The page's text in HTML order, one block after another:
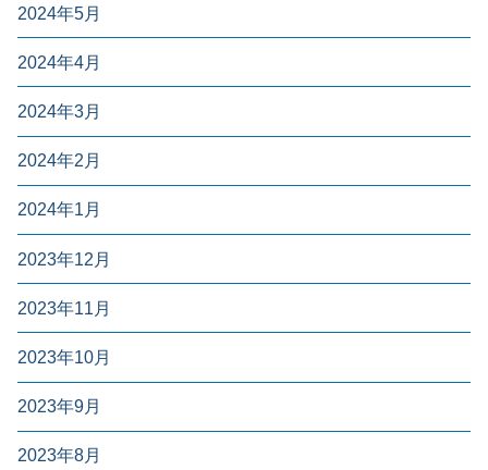
2024年5月
2024年4月
2024年3月
2024年2月
2024年1月
2023年12月
2023年11月
2023年10月
2023年9月
2023年8月